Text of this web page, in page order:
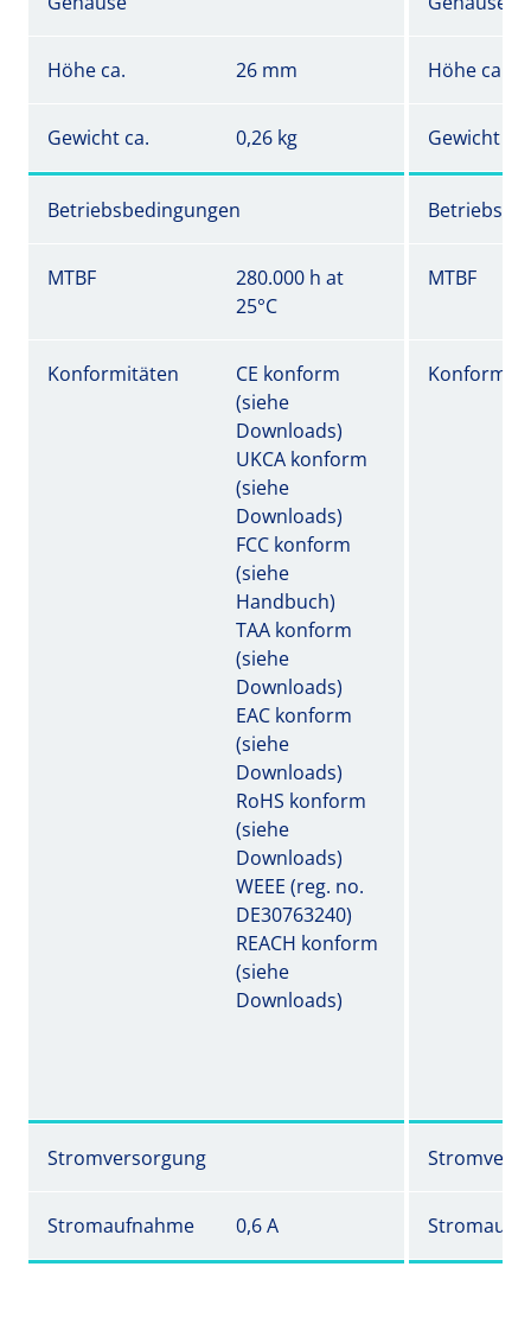
Höhe ca. 26 mm Höhe ca.
Gewicht ca. 0,26 kg Gewicht ca.
Betriebsbedingungen
MTBF
280.000 h at
25°C
MTBF
Konformitäten
CE konform
(siehe
Downloads)
UKCA konform
(siehe
Downloads)
FCC konform
(siehe
Handbuch)
TAA konform
(siehe
Downloads)
EAC konform
(siehe
Downloads)
RoHS konform
(siehe
Downloads)
WEEE (reg. no.
DE30763240)
REACH konform
(siehe
Downloads)
Stromversorgung
Stromaufnahme 0,6 A